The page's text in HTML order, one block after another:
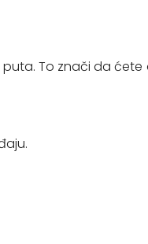
To znači da